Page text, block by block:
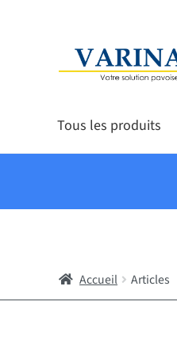
Aller à la navigation
Aller au contenu
Tous les produits
Accueil Articles